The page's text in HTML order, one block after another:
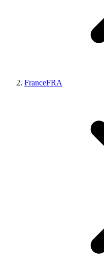
FranceFRA